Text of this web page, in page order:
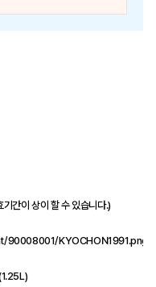
간이 상이 할 수 있습니다.)
KYOCHON1991.png